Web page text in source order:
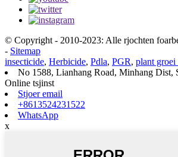
© Copyright - 2010-2023: Alle rjochten
- Sitemap
insecticide, Herbicide, Pdla, PGR, plant groei
No 1588, Lianhang Road, Minhang Dist,
Online tsjinst
Stjoer email
+8613524231522
WhatsApp
x